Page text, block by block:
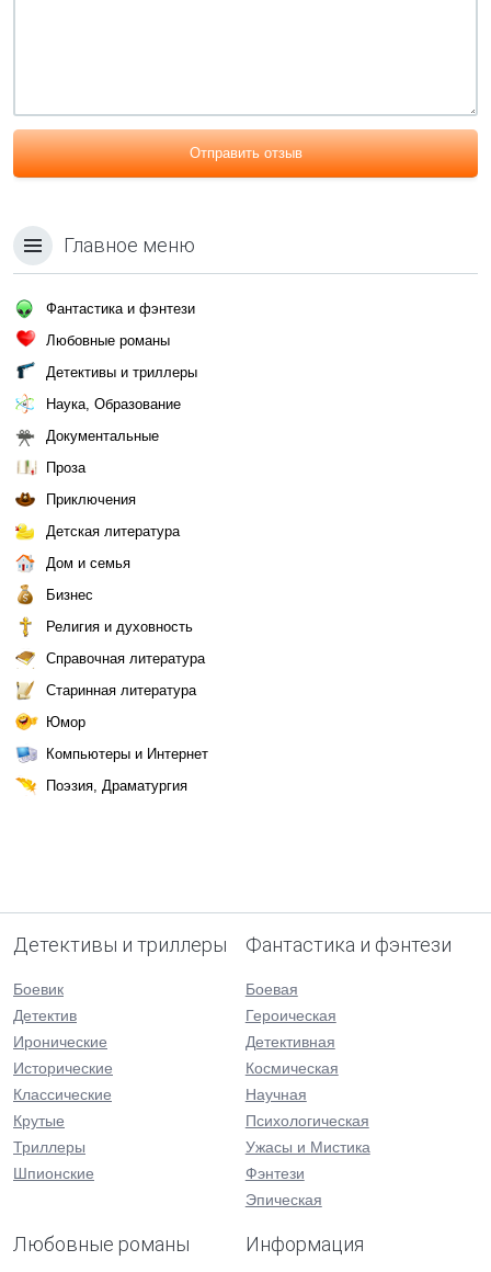
Отправить отзыв
Главное меню
Фантастика и фэнтези
Любовные романы
Детективы и триллеры
Наука, Образование
Документальные
Проза
Приключения
Детская литература
Дом и семья
Бизнес
Религия и духовность
Справочная литература
Старинная литература
Юмор
Компьютеры и Интернет
Поэзия, Драматургия
Детективы и триллеры
Боевик
Детектив
Иронические
Исторические
Классические
Крутые
Триллеры
Шпионские
Фантастика и фэнтези
Боевая
Героическая
Детективная
Космическая
Научная
Психологическая
Ужасы и Мистика
Фэнтези
Эпическая
Любовные романы Информация